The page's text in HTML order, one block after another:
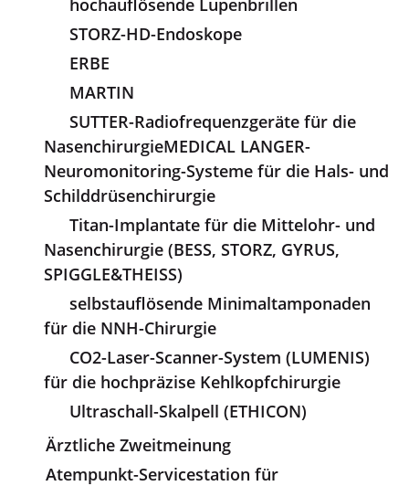
STORZ-HD-Endoskope
ERBE
MARTIN
SUTTER-Radiofrequenzgeräte für die
NasenchirurgieMEDICAL LANGER-
Neuromonitoring-Systeme für die Hals- und
Schilddrüsenchirurgie
Titan-Implantate für die Mittelohr- und
Nasenchirurgie (BESS, STORZ, GYRUS,
SPIGGLE&THEISS)
selbstauflösende Minimaltamponaden
für die NNH-Chirurgie
CO2-Laser-Scanner-System (LUMENIS)
für die hochpräzise Kehlkopfchirurgie
Ultraschall-Skalpell (ETHICON)
Ärztliche Zweitmeinung
Atempunkt-Servicestation für